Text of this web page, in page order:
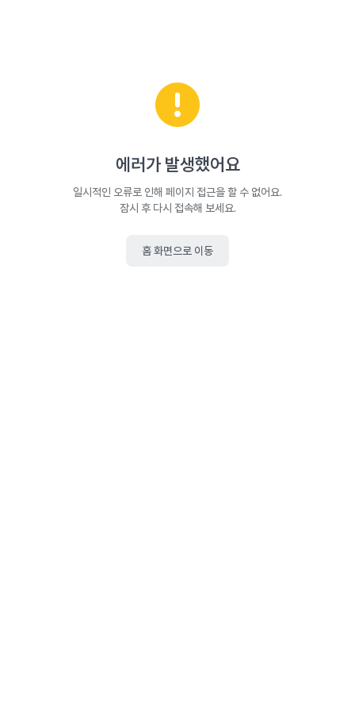
에러가 발생했어요
일시적인 오류로 인해 페이지 접근을 할 수 없어요.
잠시 후 다시 접속해 보세요.
홈 화면으로 이동